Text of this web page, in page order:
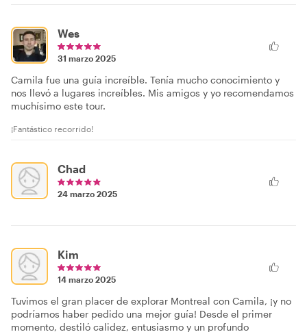
Wes
31 marzo 2025
Camila fue una guía increíble. Tenía mucho conocimiento y
nos llevó a lugares increíbles. Mis amigos y yo recomendamos
muchísimo este tour.
¡Fantástico recorrido!
Chad
24 marzo 2025
Kim
14 marzo 2025
Tuvimos el gran placer de explorar Montreal con Camila, ¡y no
podríamos haber pedido una mejor guía! Desde el primer
momento, destiló calidez, entusiasmo y un profundo